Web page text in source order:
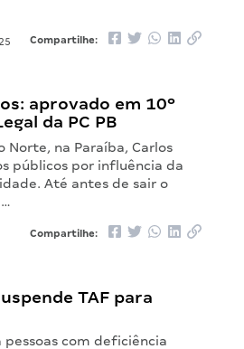
Compartilhe:
aprovado em 10º
da PC PB
Norte, na Paraíba, Carlos
públicos por influência da
Até antes de sair o
Compartilhe:
TAF para
pessoas com deficiência